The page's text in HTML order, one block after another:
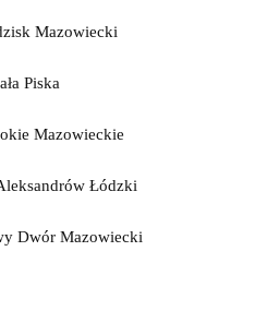
Mazowiecki
Piska
Mazowieckie
Łódzki
Dwór Mazowiecki